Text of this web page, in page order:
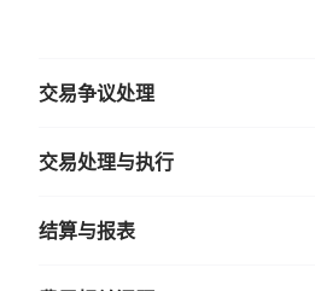
交易争议处理
交易处理与执行
结算与报表